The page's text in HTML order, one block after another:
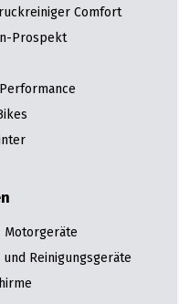
Comfort
Prospekt
Motorgeräte
und Reinigungsgeräte